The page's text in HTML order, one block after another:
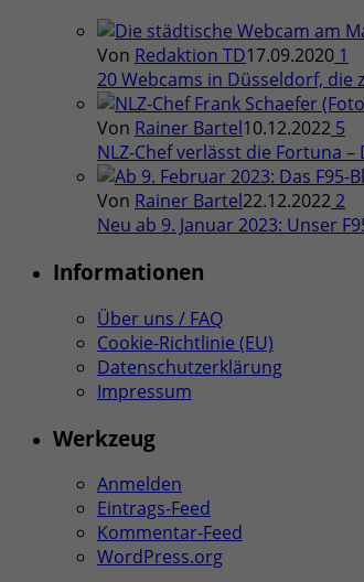
Von Redaktion TD17.09.2020 1
20 Webcams in Düsseldorf, die
Von Rainer Bartel10.12.2022 5
NLZ-Chef verlässt die Fortuna
Von Rainer Bartel22.12.2022 2
Neu ab 9. Januar 2023: Unser
Informationen
Über uns / FAQ
Cookie-Richtlinie (EU)
Datenschutzerklärung
Impressum
Werkzeug
Anmelden
Eintrags-Feed
Kommentar-Feed
WordPress.org